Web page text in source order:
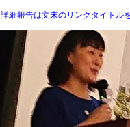
詳細報告は文末のリンクタイトル